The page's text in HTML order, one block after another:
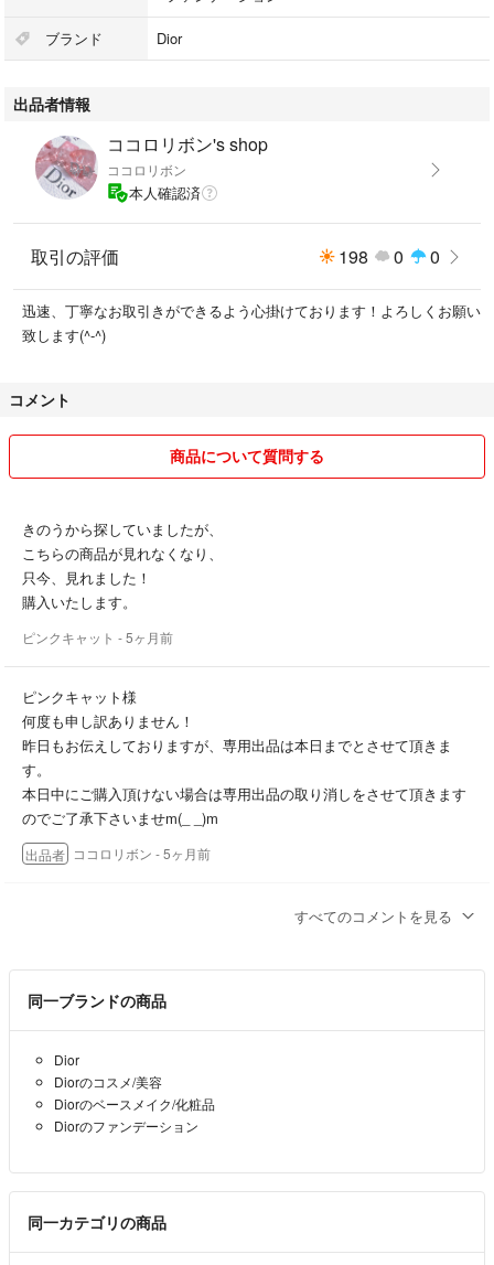
#メイクアップ
ブランド Dior
出品者情報
ココロリボン's shop
ココロリボン
本人確認済
取引の評価 198 0 0
迅速、丁寧なお取引きができるよう心掛けております！よろしくお願い
致します(^-^)
コメント
商品について質問する
きのうから探していましたが、
こちらの商品が見れなくなり、
只今、見れました！
購入いたします。
ピンクキャット - 5ヶ月前
ピンクキャット様
何度も申し訳ありません！
昨日もお伝えしておりますが、専用出品は本日までとさせて頂きま
す。
本日中にご購入頂けない場合は専用出品の取り消しをさせて頂きます
のでご了承下さいませm(_ _)m
出品者 ココロリボン - 5ヶ月前
出品者 ココロリボン- 5ヶ月前
お返事ありがとうございます！
承知致しました。
専用出品にてお値段変更させて頂きますので、よろしくお願い致しま
すm(_ _)m
ショッパーなしで大丈夫です☆
ピンクキャット- 5ヶ月前
すべてのコメントを見る
同一ブランドの商品
Dior
Diorのコスメ/美容
Diorのベースメイク/化粧品
Diorのファンデーション
同一カテゴリの商品